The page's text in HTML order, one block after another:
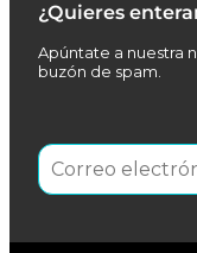
¿Quieres
Apúntate a nuestra
buzón de spam.